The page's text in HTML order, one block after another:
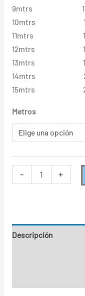
9mtrs
10mtrs
11mtrs
12mtrs
13mtrs
14mtrs
15mtrs
Metros
- +
Descripción